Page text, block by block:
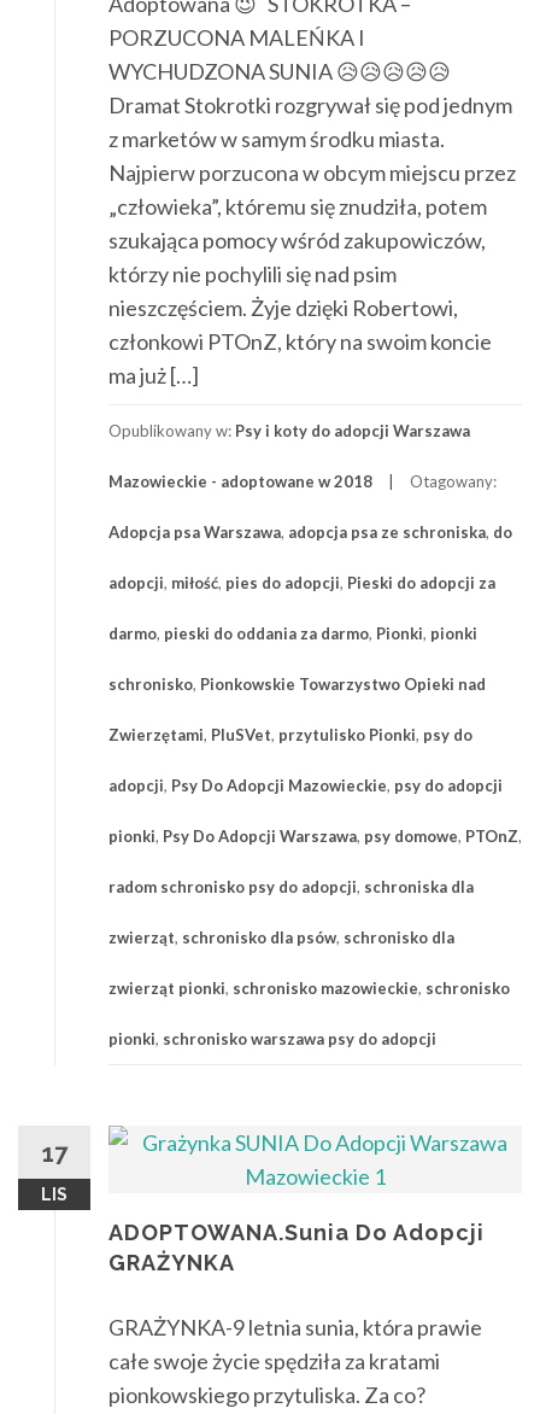
PORZUCONA MALEŃKA I
WYCHUDZONA SUNIA 😥😥😥😥😥
Dramat Stokrotki rozgrywał się pod jednym
z marketów w samym środku miasta.
Najpierw porzucona w obcym miejscu przez
„człowieka”, któremu się znudziła, potem
szukająca pomocy wśród zakupowiczów,
którzy nie pochylili się nad psim
nieszczęściem. Żyje dzięki Robertowi,
członkowi PTOnZ, który na swoim koncie
ma już […]
Opublikowany w: Psy i koty do adopcji Warszawa
Mazowieckie - adoptowane w 2018 Otagowany:
Adopcja psa Warszawa, adopcja psa ze schroniska, do
adopcji, miłość, pies do adopcji, Pieski do adopcji za
darmo, pieski do oddania za darmo, Pionki, pionki
schronisko, Pionkowskie Towarzystwo Opieki nad
Zwierzętami, PluSVet, przytulisko Pionki, psy do
adopcji, Psy Do Adopcji Mazowieckie, psy do adopcji
pionki, Psy Do Adopcji Warszawa, psy domowe, PTOnZ,
radom schronisko psy do adopcji, schroniska dla
zwierząt, schronisko dla psów, schronisko dla
zwierząt pionki, schronisko mazowieckie, schronisko
pionki, schronisko warszawa psy do adopcji
17
LIS
ADOPTOWANA.Sunia Do Adopcji
GRAŻYNKA
GRAŻYNKA-9 letnia sunia, która prawie
całe swoje życie spędziła za kratami
pionkowskiego przytuliska. Za co?